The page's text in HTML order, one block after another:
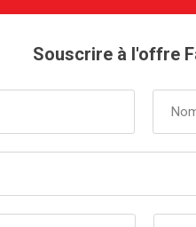
Souscrire à l'offre